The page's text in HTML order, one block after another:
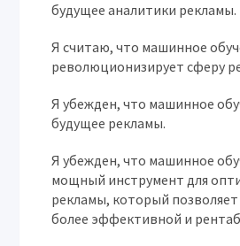
будущее аналитики рекламы.
Я считаю, что машинное
революционизирует сферу
Я убежден, что машинное
будущее рекламы.
Я убежден, что машинное
мощный инструмент для
рекламы, который позволяет
более эффективной и